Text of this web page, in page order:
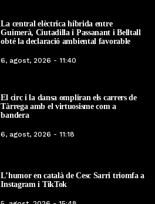
La central elèctrica híbrida entre
Guimerà, Ciutadilla i Passanant i Belltall
obté la declaració ambiental favorable
6, agost, 2026 - 11:40
El circ i la dansa ompliran els carrers de
Tàrrega amb el virtuosisme com a
bandera
6, agost, 2026 - 11:18
L’humor en català de Cesc Sarri triomfa a
Instagram i TikTok